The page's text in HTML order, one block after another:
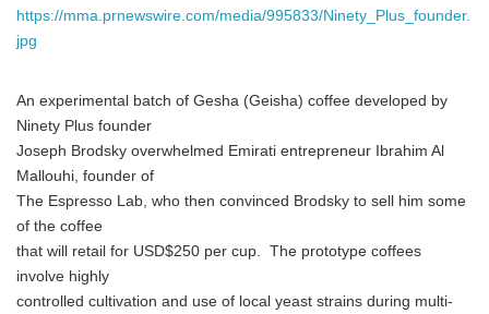
https://mma.prnewswire.com/media/995833/Ninety_Plus_founder.
jpg
An experimental batch of Gesha (Geisha) coffee developed by
Ninety Plus founder
Joseph Brodsky overwhelmed Emirati entrepreneur Ibrahim Al
Mallouhi, founder of
The Espresso Lab, who then convinced Brodsky to sell him some
of the coffee
that will retail for USD$250 per cup. The prototype coffees
involve highly
controlled cultivation and use of local yeast strains during multi-